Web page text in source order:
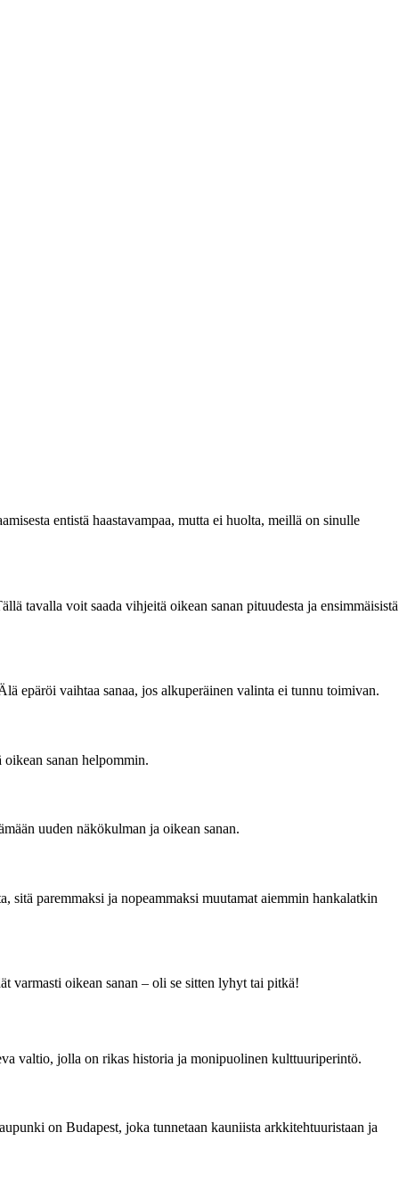
entistä haastavampaa, mutta ei huolta, meillä on sinulle
tavalla voit saada vihjeitä oikean sanan pituudesta ja ensimmäisistä
epäröi vaihtaa sanaa, jos alkuperäinen valinta ei tunnu toimivan.
sanan helpommin.
uuden näkökulman ja oikean sanan.
paremmaksi ja nopeammaksi muutamat aiemmin hankalatkin
varmasti oikean sanan – oli se sitten lyhyt tai pitkä!
valtio, jolla on rikas historia ja monipuolinen kulttuuriperintö.
on Budapest, joka tunnetaan kauniista arkkitehtuuristaan ja